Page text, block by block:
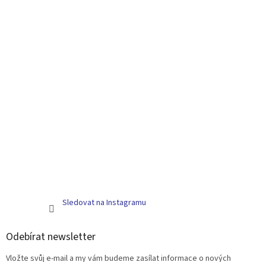
Sledovat na Instagramu
Odebírat newsletter
Vložte svůj e-mail a my vám budeme zasílat informace o nových